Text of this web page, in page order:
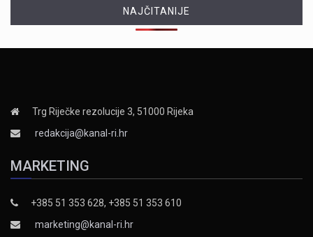
NAJČITANIJE
Trg Riječke rezolucije 3, 51000 Rijeka
redakcija@kanal-ri.hr
MARKETING
+385 51 353 628, +385 51 353 610
marketing@kanal-ri.hr